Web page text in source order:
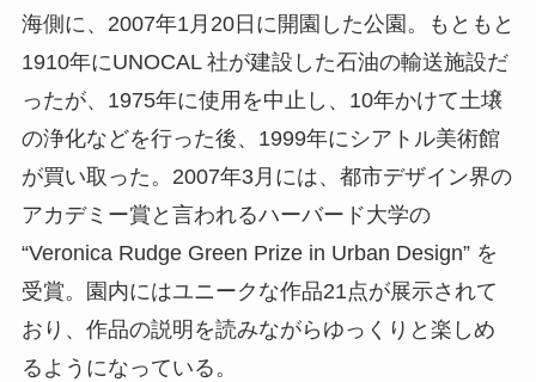
海側に、2007年1月20日に開園した公園。もともと
1910年にUNOCAL 社が建設した石油の輸送施設だ
ったが、1975年に使用を中止し、10年かけて土壌
の浄化などを行った後、1999年にシアトル美術館
が買い取った。2007年3月には、都市デザイン界の
アカデミー賞と言われるハーバード大学の
“Veronica Rudge Green Prize in Urban Design” を
受賞。園内にはユニークな作品21点が展示されて
おり、作品の説明を読みながらゆっくりと楽しめ
るようになっている。